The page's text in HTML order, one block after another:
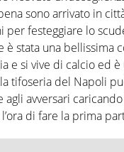
sono arrivato in
per festeggiare lo
stata una bellissima
e si vive di calcio ed
tifoseria del Napoli
agli avversari
di fare la prima